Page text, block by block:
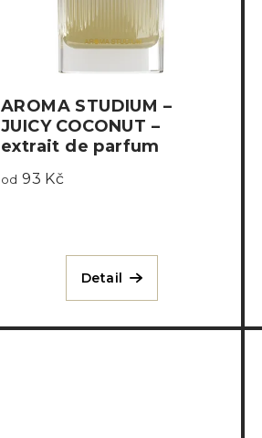
AROMA STUDIUM –
JUICY COCONUT –
extrait de parfum
od 93 Kč
Detail